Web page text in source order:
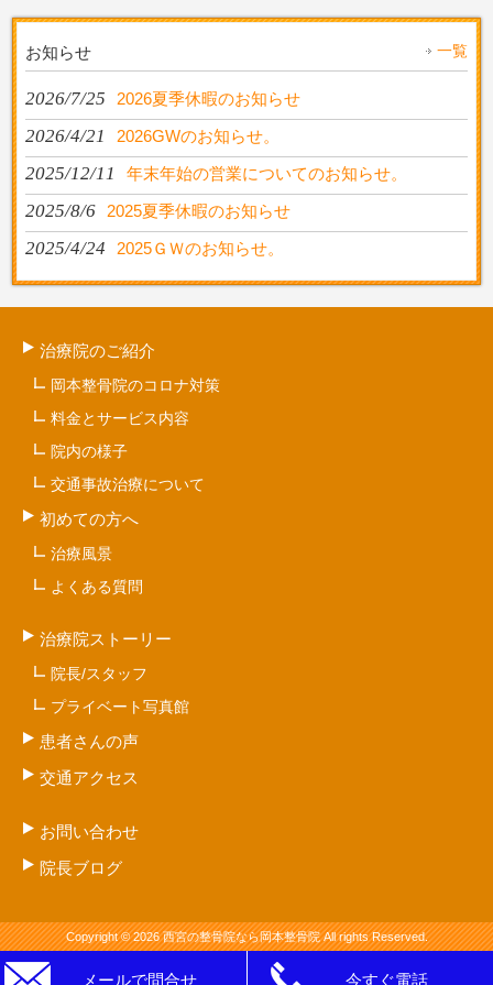
メールで問合せ 今すぐ電話
お知らせ 一覧
2026/7/25 2026夏季休暇のお知らせ
2026/4/21 2026GWのお知らせ。
2025/12/11 年末年始の営業についてのお知らせ。
2025/8/6 2025夏季休暇のお知らせ
2025/4/24 2025ＧＷのお知らせ。
治療院のご紹介
岡本整骨院のコロナ対策
料金とサービス内容
院内の様子
交通事故治療について
初めての方へ
治療風景
よくある質問
治療院ストーリー
院長/スタッフ
プライベート写真館
患者さんの声
交通アクセス
お問い合わせ
院長ブログ
Copyright © 2026 西宮の整骨院なら岡本整骨院 All rights Reserved.